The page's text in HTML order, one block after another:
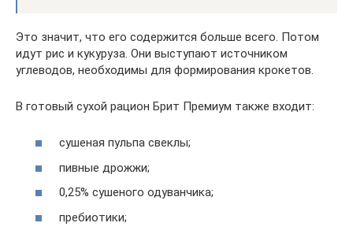
Это значит, что его содержится больше всего. Потом
идут рис и кукуруза. Они выступают источником
углеводов, необходимы для формирования крокетов.
В готовый сухой рацион Брит Премиум также входит:
сушеная пульпа свеклы;
пивные дрожжи;
0,25% сушеного одуванчика;
пребиотики;